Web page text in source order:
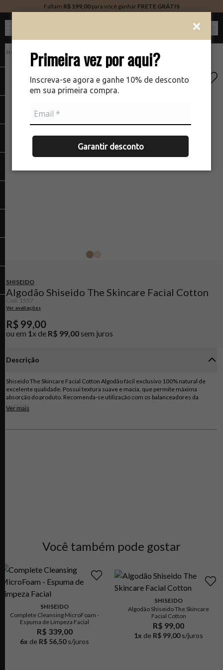
Primeira vez por aqui?
Inscreva-se agora e ganhe 10% de desconto
em sua primeira compra.
Garantir desconto
Faltam R$ 199,00para você ganhar FRETE GRÁTIS
Maquiagem Face
SHISEIDO
Algodão Shiseido The Skincare Facial Cotton
Cod: 1557
Ver avaliações
R$ 99,00
ou em 1x de R$ 99,00 sem juros
Descrição
Shiseido The Skincare Facial Cotton Algodão fácil exclusivo 100% natural de
excelente qualidade. Possui textura suave e macia, que permite máxima
absorção do produto. Recomenda-se utilização com os balanceadores da
Shiseido.
Ver mais
Você também pode gostar
SHISEIDO
Complete Cleansing MicroFoam -
Espuma de Limpeza Facial
R$ 339,00
6x de R$ 56,50 s/juros
SHISEIDO
Algodão Shiseido The Skincare
Facial Cotton
R$ 99,00
1x de R$ 99,00 s/juros